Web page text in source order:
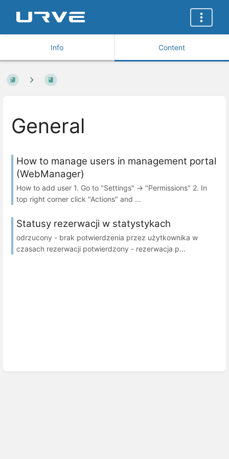
Info Content
General
How to manage users in management portal
(WebManager)
How to add user 1. Go to "Settings" -> "Permissions" 2. In
top right corner click "Actions" and ...
Statusy rezerwacji w statystykach
odrzucony - brak potwierdzenia przez użytkownika w
czasach rezerwacji potwierdzony - rezerwacja p...